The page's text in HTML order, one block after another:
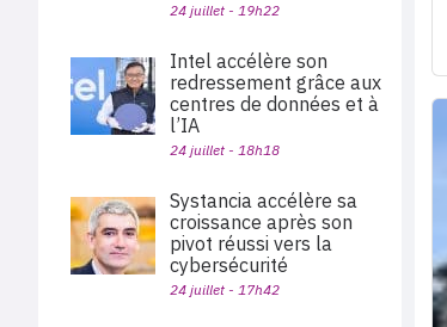
24 juillet - 19h22
Intel accélère son
redressement grâce aux
centres de données et à
l’IA
24 juillet - 18h18
Systancia accélère sa
croissance après son
pivot réussi vers la
cybersécurité
24 juillet - 17h42